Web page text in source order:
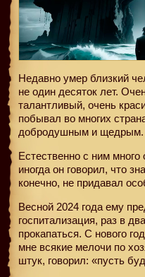
Недавно умер близкий
не один десяток лет.
талантливый, очень
побывал во многих
добродушным и щедрым.
Естественно с ним много
иногда он говорил, что
конечно, не придавал
Весной 2024 года ему
госпитализация, раз в
прокапаться. С нового
мне всякие мелочи по
штук, говорил: «пусть